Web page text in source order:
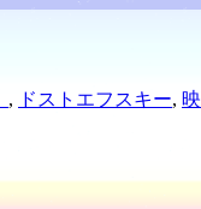
, ドストエフスキー,